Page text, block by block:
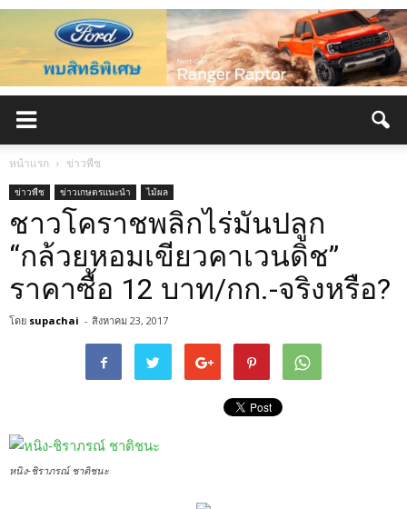
หน้าแรก ข่าวพืช
ข่าวพืช ข่าวเกษตรแนะนำ ไม้ผล
ชาวโคราชพลิกไร่มันปลูก
“กล้วยหอมเขียวคาเวนดิช”
ราคาซื้อ 12 บาท/กก.-จริงหรือ?
โดย supachai - สิงหาคม 23, 2017
หนิง-ชิราภรณ์ ชาติชนะ